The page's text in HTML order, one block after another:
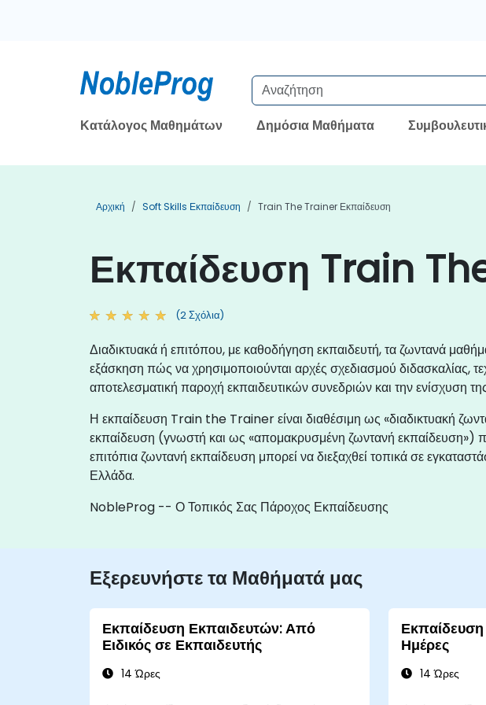
Κατάλογος Μαθημάτων Δημόσια Μαθήματα
Αρχική Soft Skills Εκπαίδευση Train The Trainer Εκπαίδευση
Εκπαίδευση Train
(2 Σχόλια)
Διαδικτυακά ή επιτόπου, με καθοδήγηση εκπαιδευτή, τα ζωντανά
εξάσκηση πώς να χρησιμοποιούνται αρχές σχεδιασμού διδασκαλίας,
αποτελεσματική παροχή εκπαιδευτικών συνεδριών και την ενίσχυση
Η εκπαίδευση Train the Trainer είναι διαθέσιμη ως «διαδικτυακή
εκπαίδευση (γνωστή και ως «απομακρυσμένη ζωντανή εκπαίδευση»)
επιτόπια ζωντανή εκπαίδευση μπορεί να διεξαχθεί τοπικά σε
Ελλάδα.
NobleProg -- Ο Τοπικός Σας Πάροχος Εκπαίδευσης
Εξερευνήστε τα Μαθήματά μας
Εκπαίδευση Εκπαιδευτών: Από
Ειδικός σε Εκπαιδευτής
14 Ώρες
Ημέρες
14 Ώρες